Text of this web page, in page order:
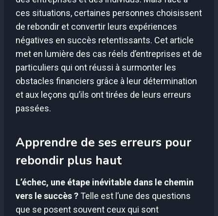
ces situations, certaines personnes choisissent
de rebondir et convertir leurs expériences
négatives en succès retentissants. Cet article
met en lumière des cas réels d’entreprises et de
particuliers qui ont réussi à surmonter les
obstacles financiers grâce à leur détermination
et aux leçons qu’ils ont tirées de leurs erreurs
passées.
Apprendre de ses erreurs pour
rebondir plus haut
L’échec, une étape inévitable dans le chemin
vers le succès ?Telle est l’une des questions
que se posent souvent ceux qui sont